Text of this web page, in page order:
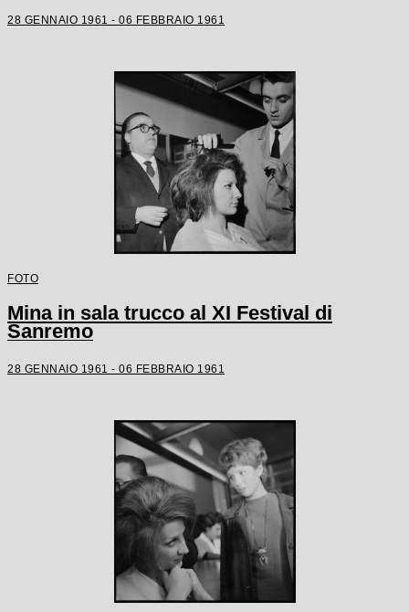
28 GENNAIO 1961 - 06 FEBBRAIO 1961
FOTO
Mina in sala trucco al XI Festival di
Sanremo
28 GENNAIO 1961 - 06 FEBBRAIO 1961